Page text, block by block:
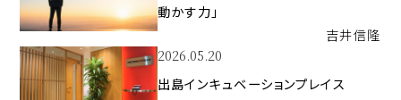
動かす力」
吉井信隆
2026.05.20
出島インキュベーションプレイス